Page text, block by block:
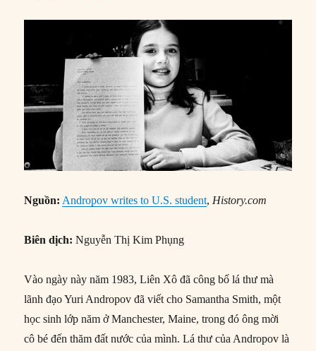
Nguồn: Andropov writes to U.S. student, History.com
Biên dịch: Nguyễn Thị Kim Phụng
Vào ngày này năm 1983, Liên Xô đã công bố lá thư mà
lãnh đạo Yuri Andropov đã viết cho Samantha Smith, một
học sinh lớp năm ở Manchester, Maine, trong đó ông mời
cô bé đến thăm đất nước của mình. Lá thư của Andropov là